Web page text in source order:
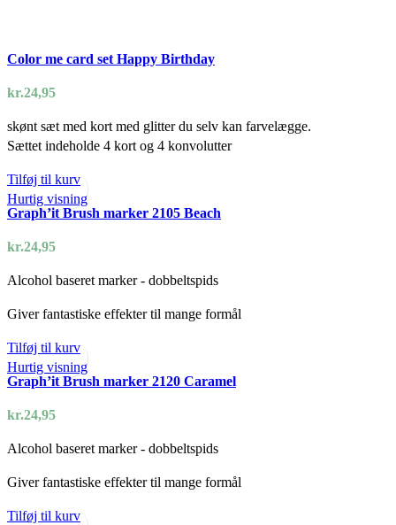
Color me card set Happy Birthday
kr.24,95
skønt sæt med kort med glitter du selv kan farvelægge.
Sættet indeholde 4 kort og 4 konvolutter
Tilføj til kurv
Hurtig visning
Graph’it Brush marker 2105 Beach
kr.24,95
Alcohol baseret marker - dobbeltspids
Giver fantastiske effekter til mange formål
Tilføj til kurv
Hurtig visning
Graph’it Brush marker 2120 Caramel
kr.24,95
Alcohol baseret marker - dobbeltspids
Giver fantastiske effekter til mange formål
Tilføj til kurv